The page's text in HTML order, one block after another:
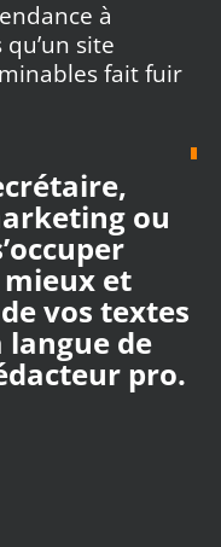
à
site
fait fuir
ou
mieux et
vos textes
de
pro.